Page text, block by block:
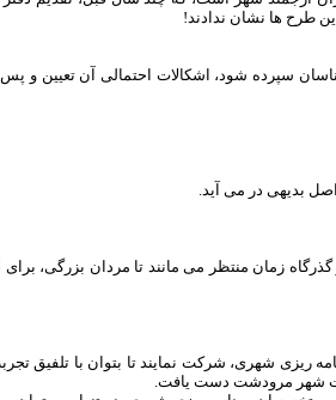
طرح ها نشان ندادند!
سپرده شود، اشکالات احتمالی آن تعیین و
بدیهی در می آید.
زمان منتظر می مانند تا مردان بزرگی، برای
ریزی شهری، شرکت نمایند تا بتوان با تلفیق
شهر مرودشت دست یافت.